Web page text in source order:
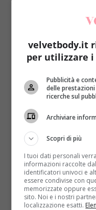
Shampoo
perfetti: quale
Capelli lisci come
conta, l’importante è
Read More
velvetbody.it
per utilizzare
Pubblicità e
delle
ricerche sul
Archiviare
Scopri di più
I tuoi dati personali
informazioni raccolte
identificatori univoci e
essere condivise con
memorizzate oppure
sito. Noi e i nostri
localizzazione esatti.